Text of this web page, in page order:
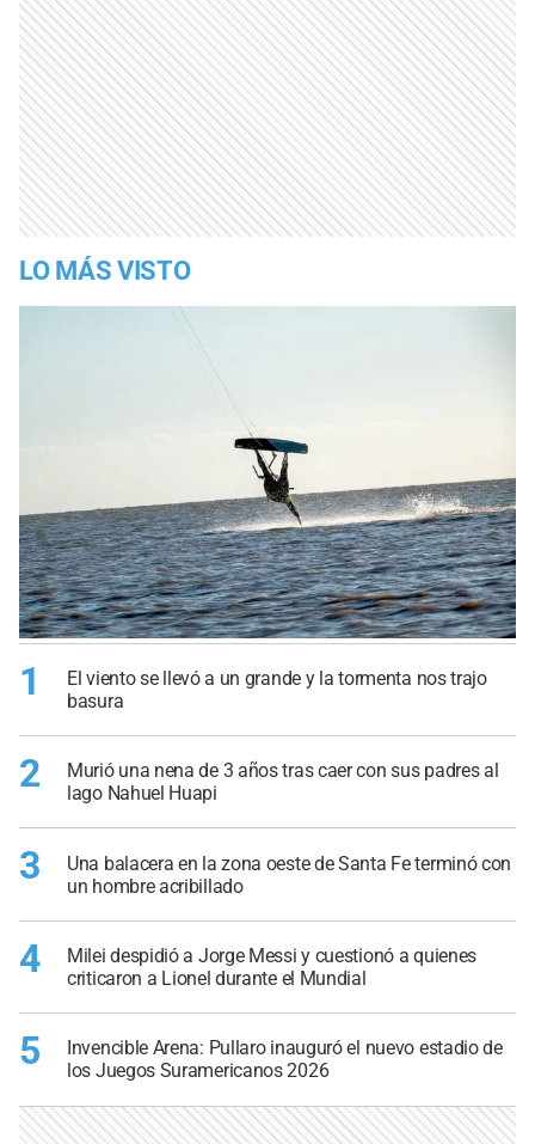
LO MÁS VISTO
1
El viento se llevó a un grande y la tormenta nos trajo
basura
2
Murió una nena de 3 años tras caer con sus padres al
lago Nahuel Huapi
3
Una balacera en la zona oeste de Santa Fe terminó con
un hombre acribillado
4
Milei despidió a Jorge Messi y cuestionó a quienes
criticaron a Lionel durante el Mundial
5
Invencible Arena: Pullaro inauguró el nuevo estadio de
los Juegos Suramericanos 2026